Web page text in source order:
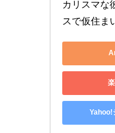
カリスマな
スで仮住ま
Yahoo!